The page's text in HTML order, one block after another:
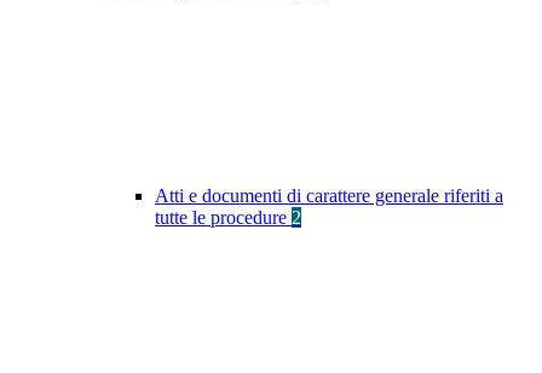
Atti e documenti di carattere generale riferiti a
tutte le procedure 2